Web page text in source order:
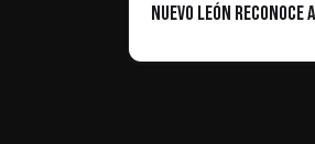
Nuevo León